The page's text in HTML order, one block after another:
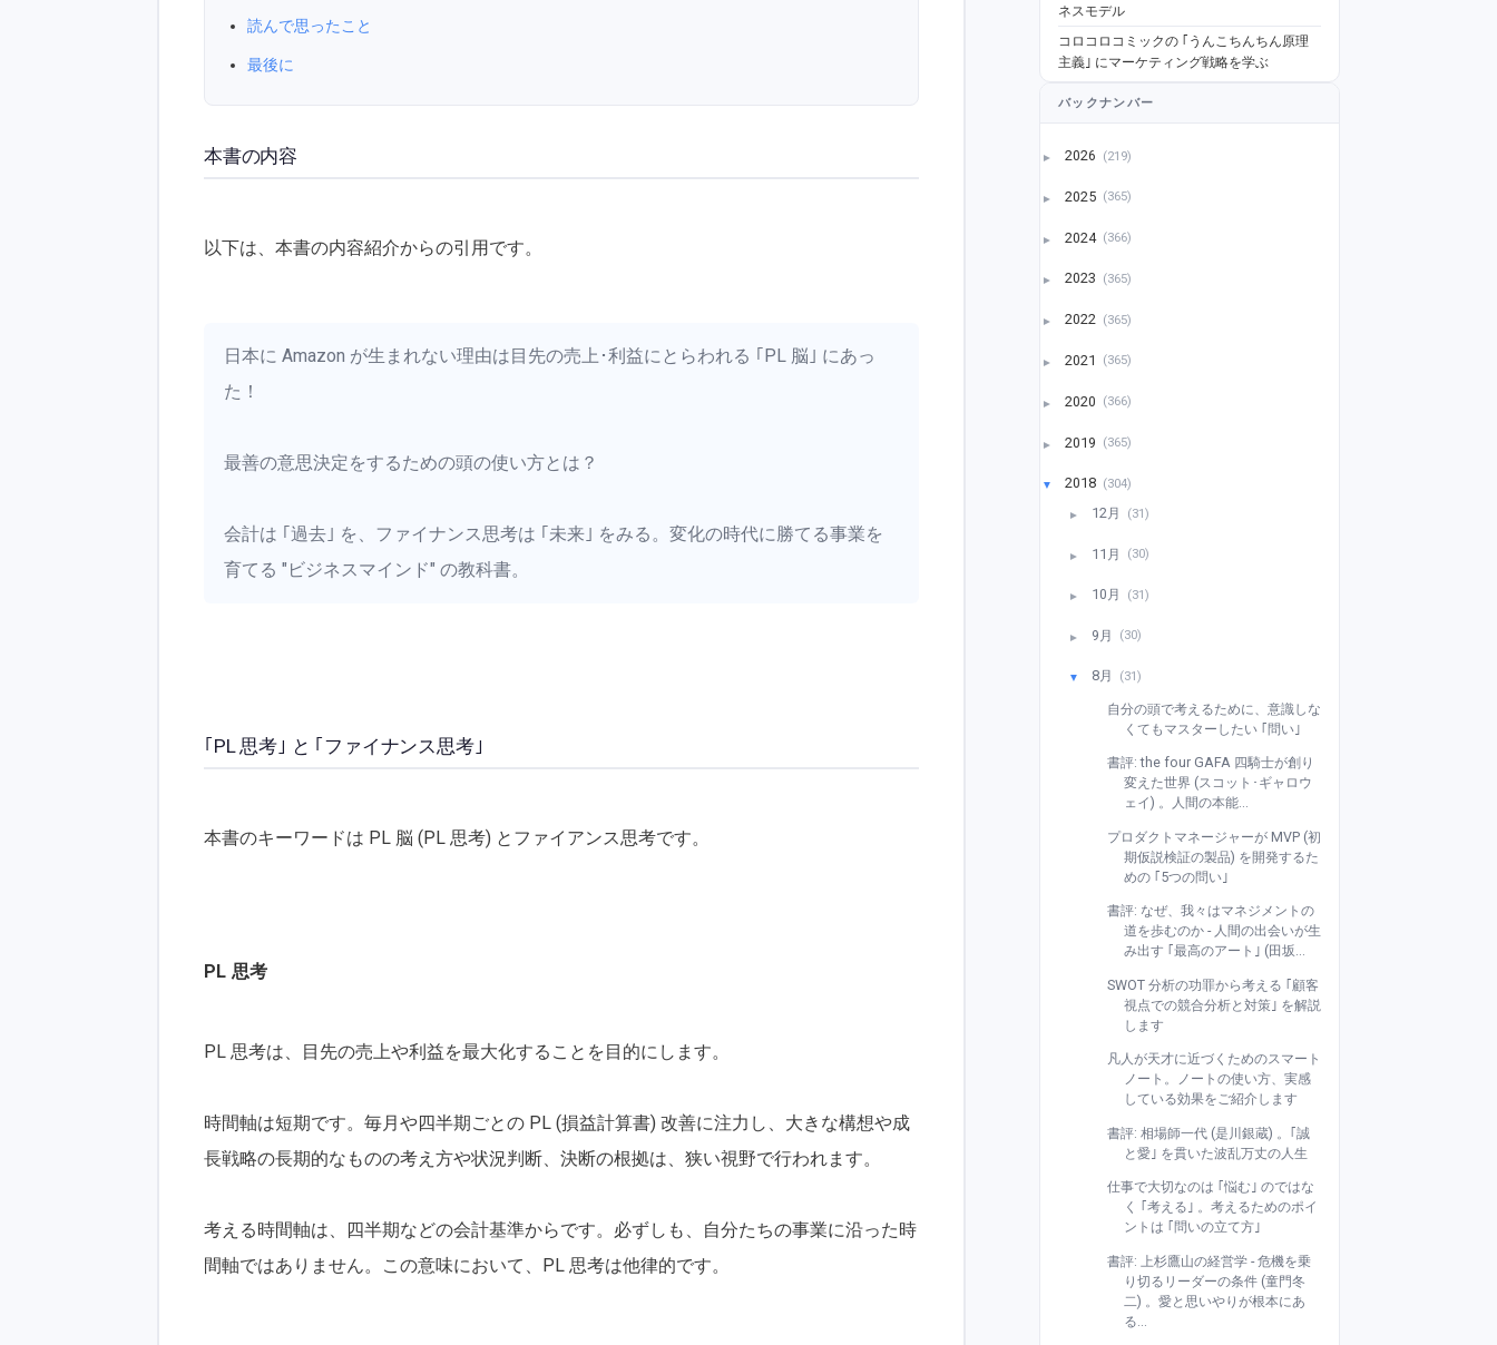
読んで思ったこと
最後に
本書の内容
以下は、本書の内容紹介からの引用です。
日本に Amazon が生まれない理由は目先の売上･利益にとらわれる ｢PL 脳｣ にあっ
た！
最善の意思決定をするための頭の使い方とは？
会計は ｢過去｣ を、ファイナンス思考は ｢未来｣ をみる。変化の時代に勝てる事業を
育てる "ビジネスマインド" の教科書。
｢PL 思考｣ と ｢ファイナンス思考｣
本書のキーワードは PL 脳 (PL 思考) とファイアンス思考です。
PL 思考
PL 思考は、目先の売上や利益を最大化することを目的にします。
時間軸は短期です。毎月や四半期ごとの PL (損益計算書) 改善に注力し、大きな構想や成
長戦略の長期的なものの考え方や状況判断、決断の根拠は、狭い視野で行われます。
考える時間軸は、四半期などの会計基準からです。必ずしも、自分たちの事業に沿った時
間軸ではありません。この意味において、PL 思考は他律的です。
ネスモデル
コロコロコミックの ｢うんこちんちん原理
主義｣ にマーケティング戦略を学ぶ
バックナンバー
► 2026 (219)
► 2025 (365)
► 2024 (366)
► 2023 (365)
► 2022 (365)
► 2021 (365)
► 2020 (366)
► 2019 (365)
▼ 2018 (304)
► 12月 (31)
► 11月 (30)
► 10月 (31)
► 9月 (30)
▼ 8月 (31)
自分の頭で考えるために、意識しな
くてもマスターしたい ｢問い｣
書評: the four GAFA 四騎士が創り
変えた世界 (スコット･ギャロウ
ェイ) 。人間の本能...
プロダクトマネージャーが MVP (初
期仮説検証の製品) を開発するた
めの ｢5つの問い｣
書評: なぜ、我々はマネジメントの
道を歩むのか - 人間の出会いが生
み出す ｢最高のアート｣ (田坂...
SWOT 分析の功罪から考える ｢顧客
視点での競合分析と対策｣ を解説
します
凡人が天才に近づくためのスマート
ノート。ノートの使い方、実感
している効果をご紹介します
書評: 相場師一代 (是川銀蔵) 。｢誠
と愛｣ を貫いた波乱万丈の人生
仕事で大切なのは ｢悩む｣ のではな
く ｢考える｣ 。考えるためのポイ
ントは ｢問いの立て方｣
書評: 上杉鷹山の経営学 - 危機を乗
り切るリーダーの条件 (童門冬
二) 。愛と思いやりが根本にあ
る...